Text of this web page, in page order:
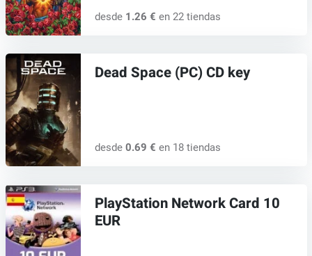
desde 1.26 € en 22 tiendas
Dead Space (PC) CD key
desde 0.69 € en 18 tiendas
PlayStation Network Card 10
EUR